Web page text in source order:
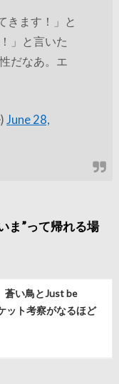
きます！」と
」と言いた
だなあ。エ
June 28,
ま”って帰れる場
蒼い鳥とJust be
ット考察がなるほど